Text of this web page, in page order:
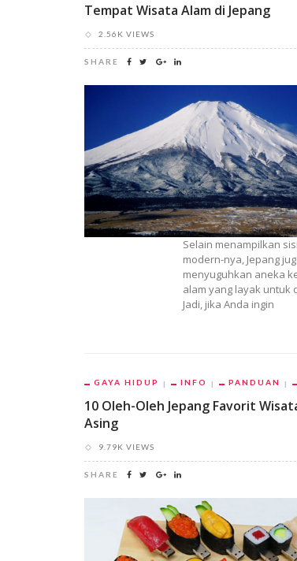
Tempat Wisata Alam di Jepang
2.56K VIEWS
SHARE
Selain menampilkan
modern-nya, Jepang
menyuguhkan aneka
alam yang layak untuk
Jadi, jika Anda ingin
GAYA HIDUP INFO PANDUAN
10 Oleh-Oleh Jepang Favorit
Asing
9.79K VIEWS
SHARE